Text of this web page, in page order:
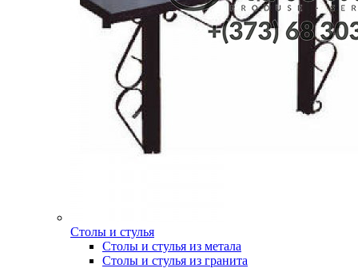
Столы и стулья
Столы и стулья из метала
Столы и стулья из гранита